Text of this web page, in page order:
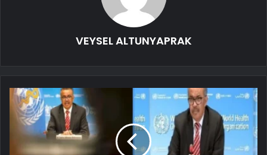
VEYSEL ALTUNYAPRAK